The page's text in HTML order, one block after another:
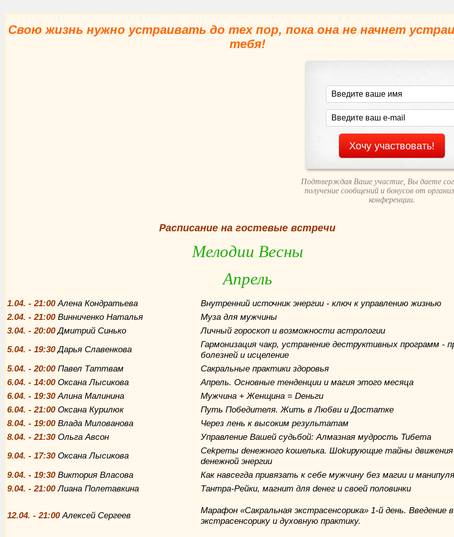
Свою жизнь нужно устраивать до тех пор, пока она не начнет
тебя!
Подтверждая Ваше участие, Вы даете
получение сообщений и бонусов от
конференции.
Расписание на гостевые встречи
Мелодии Весны
Апрель
1.04. - 21:00Алена Кондратьева
Внутренний источник энергии - ключ к ynравлению жизнью
2.04. - 21:00 Винниченко Наталья
Муза для мужчины
3.04. - 20:00Дмитрий Синько
Личный гороскоп и возможности астрологии
5.04. - 19:30Дарья Славенкова
Гармонизация чакр, устранение деструктивных программ -
болезней и исцеление
5.04. - 20:00 Павел Таттвам
Сакральные практики здоровья
6.04. - 14:00 Оксана Лысикова
Апрель. Основные тенденции и магия этого месяца
6.04. - 19:30Алина Малинина
Мужчина + Женщина = Deньгu
6.04. - 21:00 Оксана Курилюк
Путь Победителя. Жить в Любви и Достатке
8.04. - 19:00 Влада Милованова
Через лень к высоким peзyльmаmам
8.04. - 21:30 Ольга Авсон
Управление Вашей судьбой: Алмазная мудрость Тибета
9.04. - 17:30 Оксана Лысикова
Cekpemы deнeжнoго koшелька. Шokирующие maйны движения
deнeжнoй энергии
9.04. - 19:30 Виктория Власова
Как навсегда привязать к себе мужчину без магии и
9.04. - 21:00Лиана Полетавкина Тантра-Рейки, магнит для deнeг и своей половинки
12.04. - 21:00Алексей Сергеев
Марафон «Сакральная экстрасенсорика» 1-й день. Введение в
экстрасенсорику и духовную практику.